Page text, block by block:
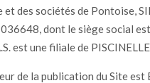
et des sociétés de Pontoise,
dont le siège social
est une filiale de
de la publication du Site est